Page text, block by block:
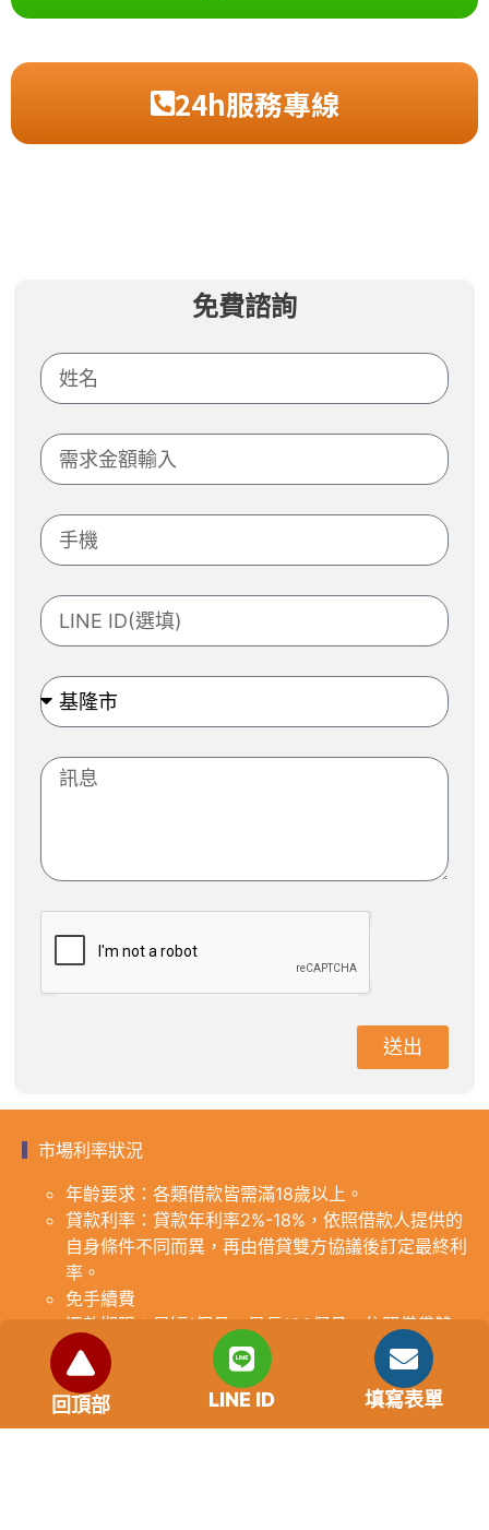
24h服務專線
免費諮詢
送出
市場利率狀況
年齡要求：各類借款皆需滿18歲以上。
貸款利率：貸款年利率2%-18%，依照借款人提供的
自身條件不同而異，再由借貸雙方協議後訂定最終利
率。
免手續費
還款期限：最短1個月，最長180個月，依照借貸雙
方協議而訂。
範例試算：小明急需現金10萬元，經多方比較利率
後選定金主，雙方簽定於36個月內須還清借款，年
利率12%計算，每月利息1000元，無須手續費。
回頂部 LINE ID 填寫表單